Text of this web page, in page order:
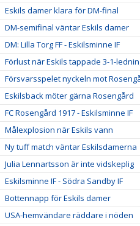
Eskils damer klara för DM-final
DM-semifinal väntar Eskils damer
DM: Lilla Torg FF - Eskilsminne IF
Förlust när Eskils tappade 3-1-
Försvarsspelet nyckeln mot
Eskilsback möter gärna Rosengård
FC Rosengård 1917 - Eskilsminne IF
Målexplosion när Eskils vann
Ny tuff match väntar Eskilsdamerna
Julia Lennartsson är inte vidskeplig
Eskilsminne IF - Södra Sandby IF
Bottennapp för Eskils damer
USA-hemvändare räddare i nöden